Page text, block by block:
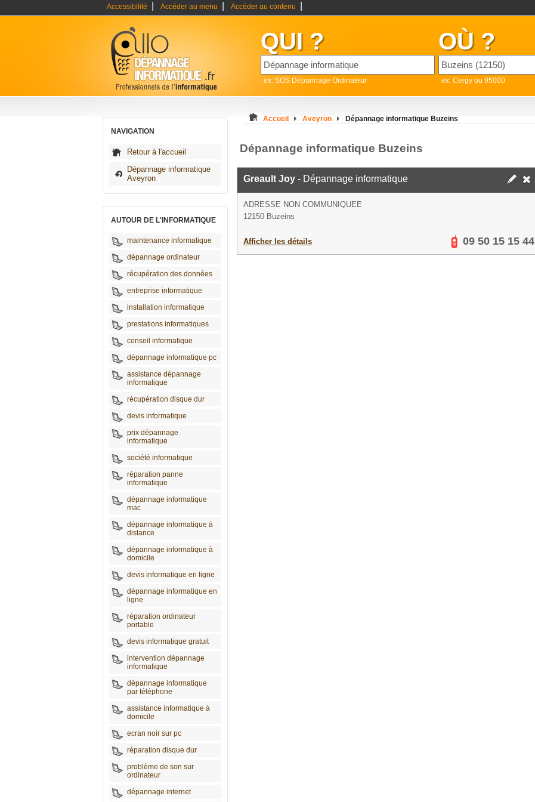
Accessibilité Accéder au menu Accéder au contenu
QUI ?
ex: SOS Dépannage Ordinateur
OÙ ?
ex: Cergy ou 95000
NAVIGATION
Retour à l'accueil
Dépannage informatique
Aveyron
AUTOUR DE L'INFORMATIQUE
maintenance informatique
dépannage ordinateur
récupération des données
entreprise informatique
installation informatique
prestations informatiques
conseil informatique
dépannage informatique pc
assistance dépannage
informatique
récupération disque dur
devis informatique
prix dépannage
informatique
société informatique
réparation panne
informatique
dépannage informatique
mac
dépannage informatique à
distance
dépannage informatique à
domicile
devis informatique en ligne
dépannage informatique en
ligne
réparation ordinateur
portable
devis informatique gratuit
intervention dépannage
informatique
dépannage informatique
par téléphone
assistance informatique à
domicile
ecran noir sur pc
réparation disque dur
problème de son sur
ordinateur
dépannage internet
Accueil Aveyron Dépannage informatique Buzeins
Dépannage informatique Buzeins
Greault Joy - Dépannage informatique
ADRESSE NON COMMUNIQUEE
12150 Buzeins
Afficher les détails 09 50 15 15 44